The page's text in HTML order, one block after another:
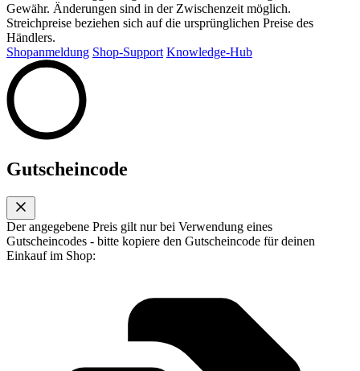
Gewähr. Änderungen sind in der Zwischenzeit möglich.
Streichpreise beziehen sich auf die ursprünglichen Preise des
Händlers.
Shopanmeldung Shop-Support Knowledge-Hub
Gutscheincode
Der angegebene Preis gilt nur bei Verwendung eines
Gutscheincodes - bitte kopiere den Gutscheincode für deinen
Einkauf im Shop: